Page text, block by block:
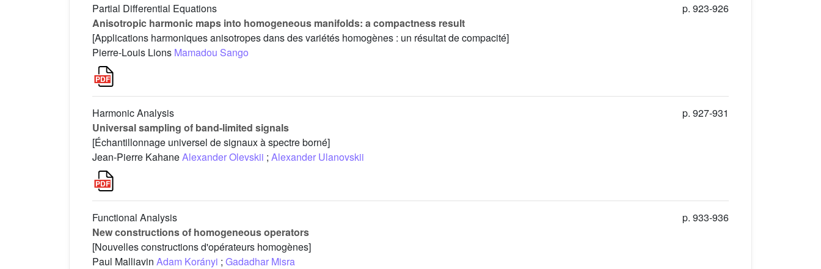
Partial Differential Equations
Anisotropic harmonic maps into homogeneous manifolds: a compactness result
[Applications harmoniques anisotropes dans des variétés homogènes : un résultat de compacité]
Pierre-Louis Lions Mamadou Sango
p. 923-926
Harmonic Analysis
Universal sampling of band-limited signals
[Échantillonnage universel de signaux à spectre borné]
Jean-Pierre KahaneAlexander Olevskii ; Alexander Ulanovskii
p. 927-931
Functional Analysis
New constructions of homogeneous operators
[Nouvelles constructions d'opérateurs homogènes]
Paul Malliavin Adam Korányi ; Gadadhar Misra
p. 933-936